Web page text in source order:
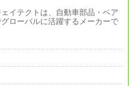
イテクトは、自動車部品・ベア
ローバルに活躍するメーカーで